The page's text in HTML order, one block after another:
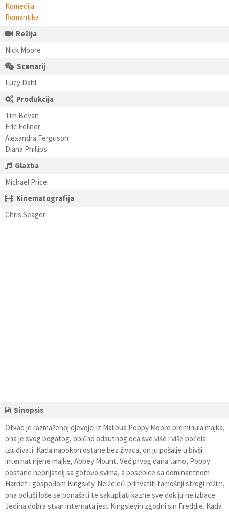
Komedija
Romantika
Režija
Nick Moore
Scenarij
Lucy Dahl
Produkcija
Tim Bevan
Eric Fellner
Alexandra Ferguson
Diana Phillips
Glazba
Michael Price
Kinematografija
Chris Seager
Sinopsis
Otkad je razmaženoj djevojci iz Malibua Poppy Moore preminula majka,
ona je svog bogatog, obično odsutnog oca sve više i više počela
izluđivati. Kada napokon ostane bez živaca, on ju pošalje u bivši
internat njene majke, Abbey Mount. Već prvog dana tamo, Poppy
postane neprijatelj sa gotovo svima, a posebice sa dominantnom
Harriet i gospođom Kingsley. Ne želeći prihvatiti tamošnji strogi režim,
ona odluči loše se ponašati te sakupljati kazne sve dok ju ne izbace.
Jedina dobra stvar internata jest Kingsleyin zgodni sin Freddie. Kada